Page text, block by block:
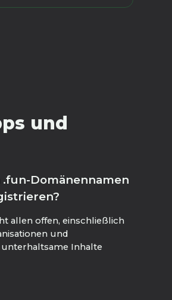
und
.fun-Domänennamen
allen offen, einschließlich
und
Inhalte